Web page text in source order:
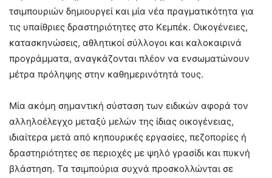
τσιμπουριών δημιουργεί και μία νέα πραγματικότητα για
τις υπαίθριες δραστηριότητες στο Κεμπέκ. Οικογένειες,
κατασκηνώσεις, αθλητικοί σύλλογοι και καλοκαιρινά
προγράμματα, αναγκάζονται πλέον να ενσωματώνουν
μέτρα πρόληψης στην καθημερινότητά τους.
Μία ακόμη σημαντική σύσταση των ειδικών αφορά τον
αλληλοέλεγχο μεταξύ μελών της ίδιας οικογένειας,
ιδιαίτερα μετά από κηπουρικές εργασίες, πεζοπορίες ή
δραστηριότητες σε περιοχές με ψηλό γρασίδι και πυκνή
βλάστηση. Τα τσιμπούρια συχνά προσκολλώνται σε